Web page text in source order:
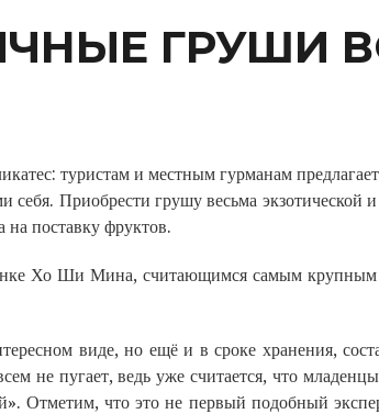
ГРУШИ
туристам и местным гурманам
себя. Приобрести грушу весьма
поставку фруктов.
Хо Ши Мина, считающимся самым крупным
виде, но ещё и в сроке хранения,
не пугает, ведь уже считается, что
Отметим, что это не первый подобный